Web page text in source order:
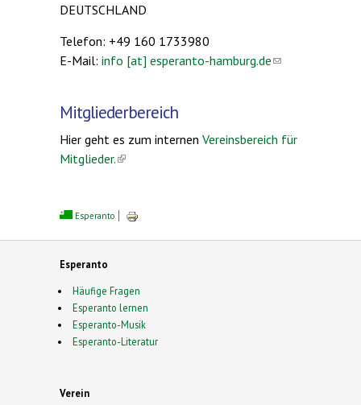
DEUTSCHLAND
Telefon: +49 160 1733980
E-Mail: info [at] esperanto-hamburg.de(link
Mitgliederbereich
Hier geht es zum internen Vereinsbereich für
Mitglieder.(link is external)
Esperanto
Esperanto
Häufige Fragen
Esperanto lernen
Esperanto-Musik
Esperanto-Literatur
Verein